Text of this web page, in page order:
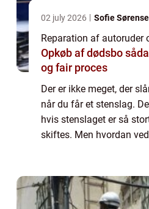
02 july 2026 Sofie
Reparation af autoruder
Opkøb af dødsbo sådan foregår en tryg
og fair proces
Der er ikke meget, der
når du får et stenslag.
hvis stenslaget er så
skiftes. Men hvordan